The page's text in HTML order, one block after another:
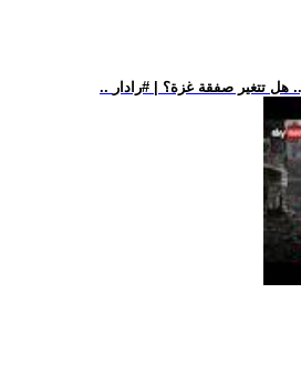
هل تتغير صفقة غزة؟ | #رادار